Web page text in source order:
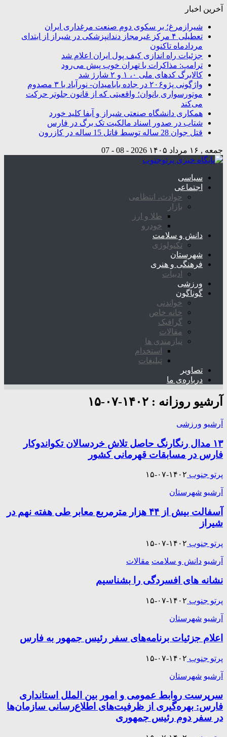
آخرین اخبار
شیرازمرغ؛ بر سکوی دوم صنعت مرغداری ایران
تعطیلی ۴ مرکز غیرمجاز دندانپزشکی در شیراز از ابتدای
مردادماه تاکنون
جزئیات راه اندازی کیف پول ایران اعلام شد
ترامپ: مذاکرات با تهران خوب پیش می‌رود
کالابرگ کدهای ملی ۰، ۱ و ۲ شارژ شد
واژگونی پژو۲۰۶ در جاده بابامیدان- نورآباد با ۳ مصدوم
موتورسواری بانوان؛ واقعیتی که از قانون جلوتر حرکت
می‌کند
همکاری دانشگاه صنعتی شیراز و آبفا کلید خورد
شتاب در صدور اسناد مالکیت تک برگ در فارس
قتل جوان 28 ساله توسط قاتل 15 ساله در کازرون
جمعه , ۱۶ مرداد ۱۴۰۵ 2026 - 08 - 07
سیاسی
اجتماعی
حوادث، انتظامی
بازار
طلا و ارز
خودرو
دانش و سلامت
تکنولوژی
شهرستان
فرهنگی و هنری
ادبیات
ورزشی
گوناگون
خواندنی
خانه خاص
گرافیک
مقالات
نیازمندی ها
استخدام
تبلیغات
تصاویر
درباره‌ی ما
آرشیو روزانه : ۱۴۰۲-۰۷-۱۵
آرشیو ورزشی
۱۳ مدال رنگارنگ حاصل تلاش خردسالان تکواندوکار
فارس در مسابقات قهرمانی کشور
پرتو جنوب ۱۴۰۲-۰۷-۱۵
آرشیو شهرستان
آسفالت‌ بیش از ۴۴ هزار مترمربع معابر طی هفته نهم در
شیراز
پرتو جنوب ۱۴۰۲-۰۷-۱۵
آرشیو دانش و سلامت مقالات
نشانه های افسردگی را بشناسیم
پرتو جنوب ۱۴۰۲-۰۷-۱۵
آرشیو شهرستان
اعلام جزئیات برنامه‌های سفر رئیس جمهور به فارس
پرتو جنوب ۱۴۰۲-۰۷-۱۵
آرشیو شهرستان
سرپرست روابط عمومی و امور بین الملل استانداری
فارس: بهره‌گیری از ظرفیت‌های اطلاع‌رسانی سازمان‌ها
در سفر دوم رئیس جمهوری